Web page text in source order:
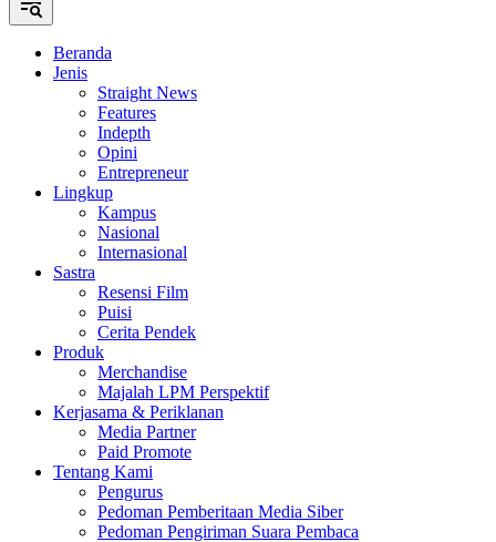
Beranda
Jenis
Straight News
Features
Indepth
Opini
Entrepreneur
Lingkup
Kampus
Nasional
Internasional
Sastra
Resensi Film
Puisi
Cerita Pendek
Produk
Merchandise
Majalah LPM Perspektif
Kerjasama & Periklanan
Media Partner
Paid Promote
Tentang Kami
Pengurus
Pedoman Pemberitaan Media Siber
Pedoman Pengiriman Suara Pembaca